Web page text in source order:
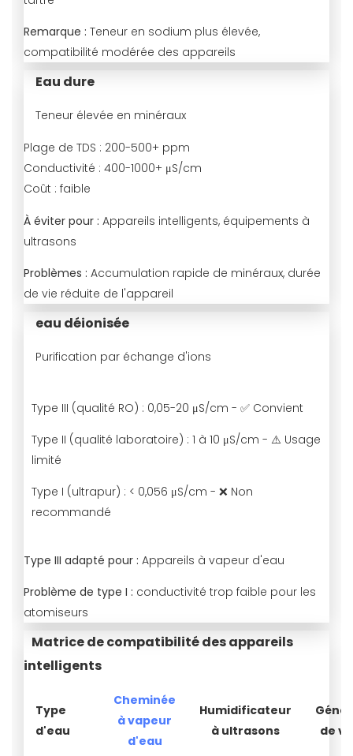
Remarque : Teneur en sodium plus élevée,
compatibilité modérée des appareils
Eau dure
Teneur élevée en minéraux
Plage de TDS : 200-500+ ppm
Conductivité : 400-1000+ μS/cm
Coût : faible
À éviter pour : Appareils intelligents, équipements à
ultrasons
Problèmes : Accumulation rapide de minéraux, durée
de vie réduite de l'appareil
eau déionisée
Purification par échange d'ions
Type III (qualité RO) : 0,05-20 μS/cm - ✅ Convient
Type II (qualité laboratoire) : 1 à 10 μS/cm - ⚠️ Usage
limité
Type I (ultrapur) : < 0,056 μS/cm - ❌ Non
recommandé
Type III adapté pour : Appareils à vapeur d'eau
Problème de type I : conductivité trop faible pour les
atomiseurs
Matrice de compatibilité des appareils
intelligents
Type
d'eau
Cheminée
à vapeur
d'eau
Humidificateur
à ultrasons
de